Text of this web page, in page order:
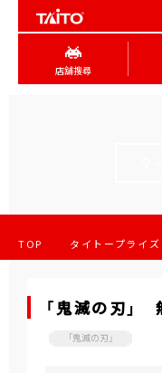
店舖搜尋
TOP タイトープライズ
「鬼滅の刃」
「鬼滅の刃」